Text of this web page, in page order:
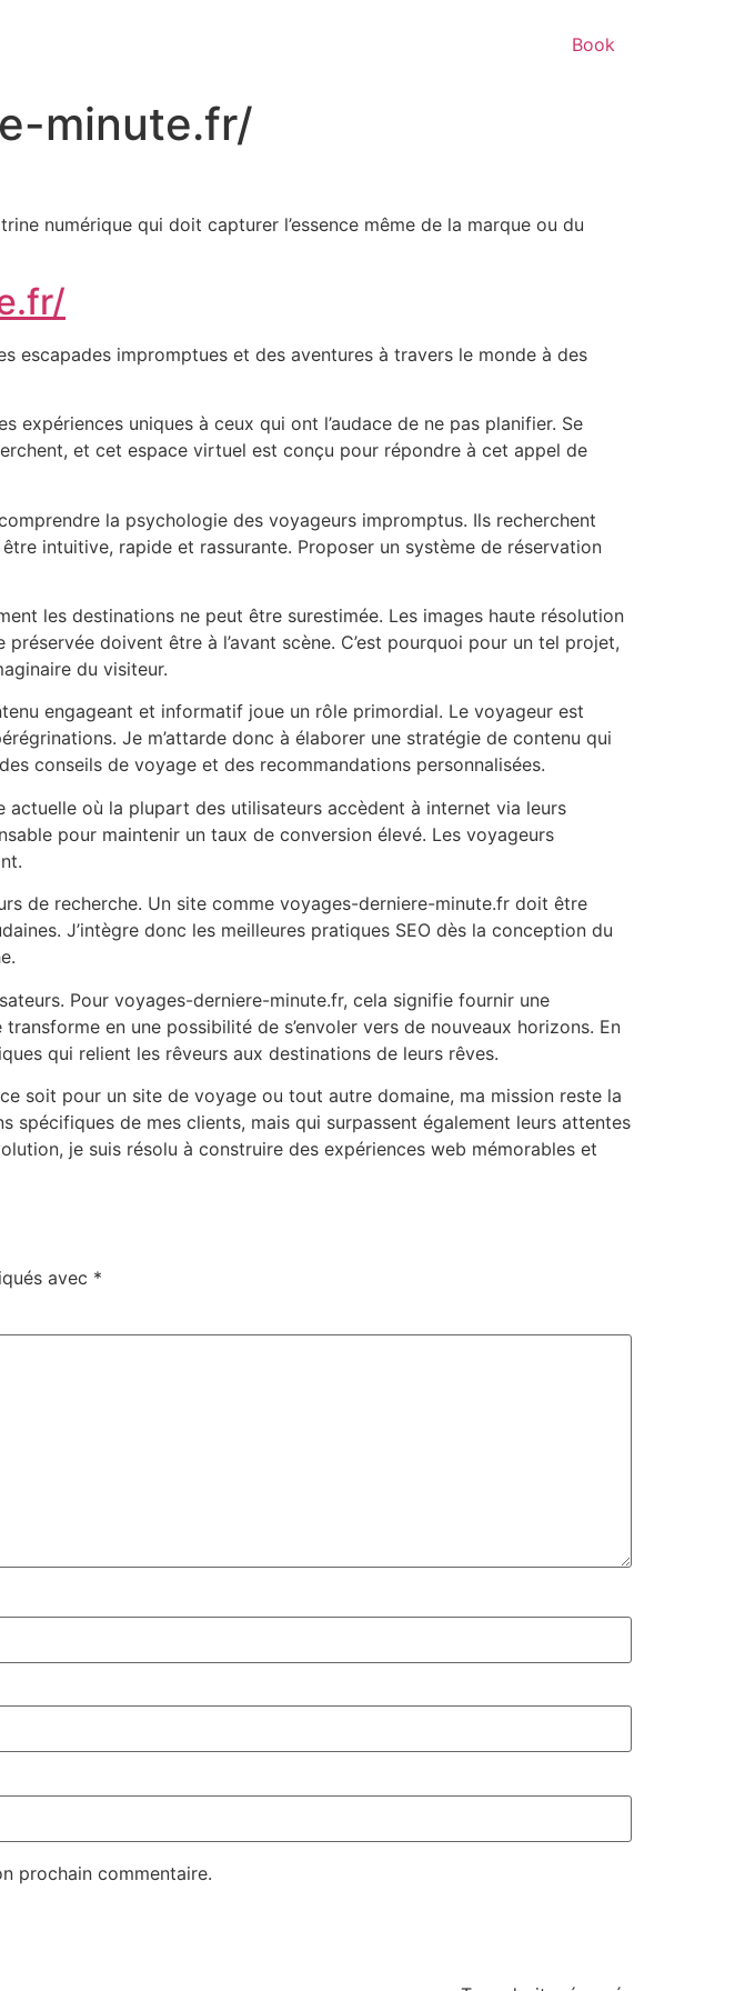
Book
minute.fr/
numérique qui doit capturer l’essence même de la marque ou du
escapades impromptues et des aventures à travers le monde à des
expériences uniques à ceux qui ont l’audace de ne pas planifier. Se
et cet espace virtuel est conçu pour répondre à cet appel de
la psychologie des voyageurs impromptus. Ils recherchent
intuitive, rapide et rassurante. Proposer un système de réservation
les destinations ne peut être surestimée. Les images haute résolution
doivent être à l’avant scène. C’est pourquoi pour un tel projet,
du visiteur.
engageant et informatif joue un rôle primordial. Le voyageur est
Je m’attarde donc à élaborer une stratégie de contenu qui
conseils de voyage et des recommandations personnalisées.
où la plupart des utilisateurs accèdent à internet via leurs
pour maintenir un taux de conversion élevé. Les voyageurs
de recherche. Un site comme voyages-derniere-minute.fr doit être
J’intègre donc les meilleures pratiques SEO dès la conception du
Pour voyages-derniere-minute.fr, cela signifie fournir une
en une possibilité de s’envoler vers de nouveaux horizons. En
qui relient les rêveurs aux destinations de leurs rêves.
soit pour un site de voyage ou tout autre domaine, ma mission reste la
spécifiques de mes clients, mais qui surpassent également leurs attentes
je suis résolu à construire des expériences web mémorables et
avec *
prochain commentaire.